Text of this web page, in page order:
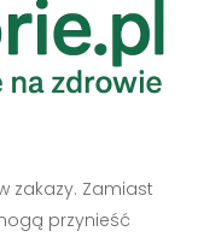
zakazy. Zamiast
przynieść